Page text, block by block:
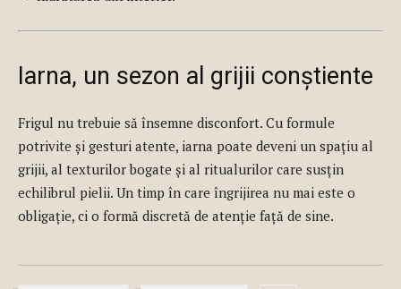
Iarna, un sezon al grijii conștiente
Frigul nu trebuie să însemne disconfort. Cu formule
potrivite și gesturi atente, iarna poate deveni un spațiu al
grijii, al texturilor bogate și al ritualurilor care susțin
echilibrul pielii. Un timp în care îngrijirea nu mai este o
obligație, ci o formă discretă de atenție față de sine.